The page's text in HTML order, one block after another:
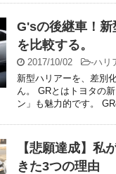
G'sの後継車！
を比較する。
2017/10/02 -ハリ
新型ハリアーを、差別
ん。 GRとはトヨタの
ン」も魅力的です。
【悲願達成】私
きた3つの理由